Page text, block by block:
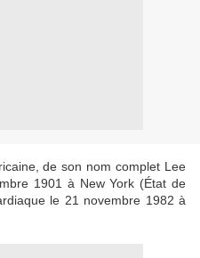
de son nom complet Lee
1901 à New York (État de
le 21 novembre 1982 à